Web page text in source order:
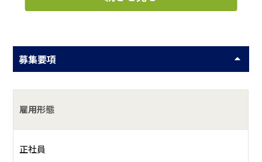
お客様から頂いた注文内容の確認
新商品の提案
何をしている会社？
■住宅設備機器、建材の販売施工、管工事業及び住宅リフォ
募集要項
雇用形態
正社員